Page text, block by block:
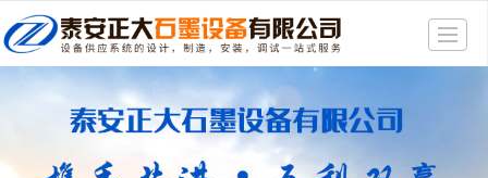
很遗憾，因您的浏览器版本过低导致无法获得最佳浏览体验，推荐下载安装谷歌浏览器！
产品展示
新闻动态